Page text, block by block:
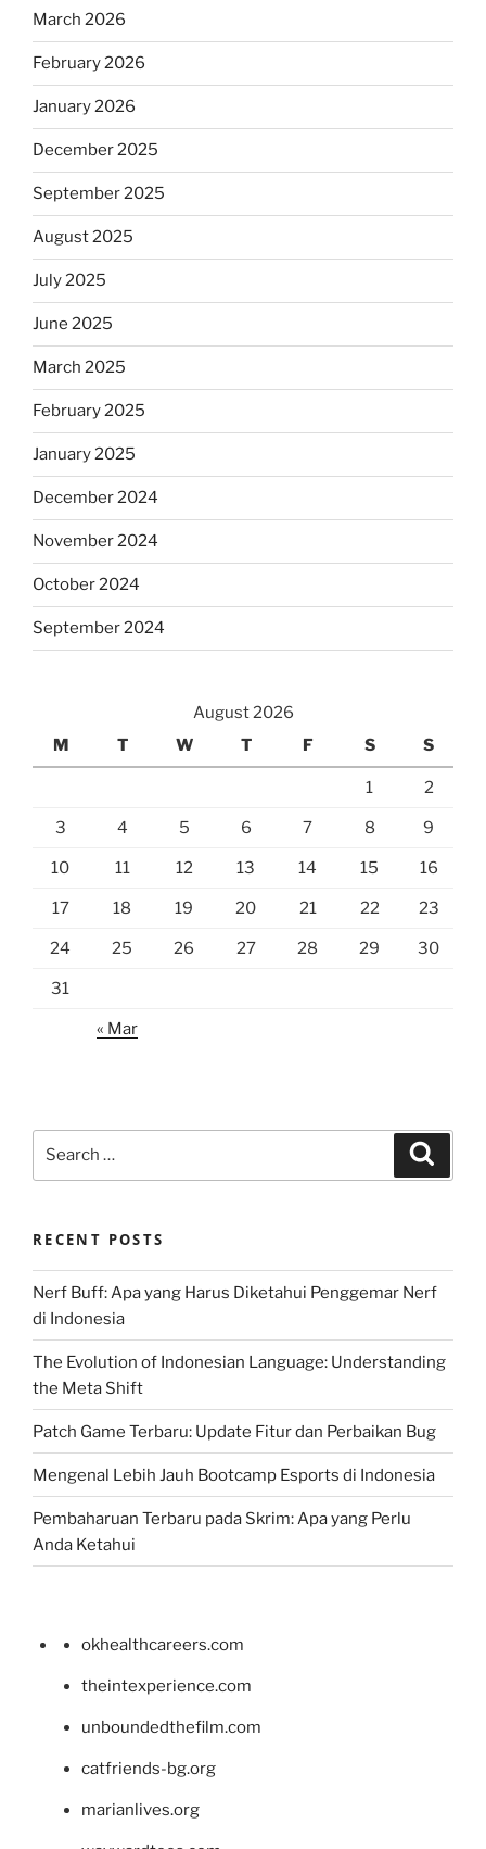
March 2026
February 2026
January 2026
December 2025
September 2025
August 2025
July 2025
June 2025
March 2025
February 2025
January 2025
December 2024
November 2024
October 2024
September 2024
August 2026
M
T W T F S S
1 2
3 4 5 6 7 8 9
10 11 12 13 14 15 16
17 18 19 20 21 22 23
24 25 26 27 28 29 30
31
« Mar
RECENT POSTS
Nerf Buff: Apa yang Harus Diketahui Penggemar Nerf
di Indonesia
The Evolution of Indonesian Language: Understanding
the Meta Shift
Patch Game Terbaru: Update Fitur dan Perbaikan Bug
Mengenal Lebih Jauh Bootcamp Esports di Indonesia
Pembaharuan Terbaru pada Skrim: Apa yang Perlu
Anda Ketahui
okhealthcareers.com
theintexperience.com
unboundedthefilm.com
catfriends-bg.org
marianlives.org